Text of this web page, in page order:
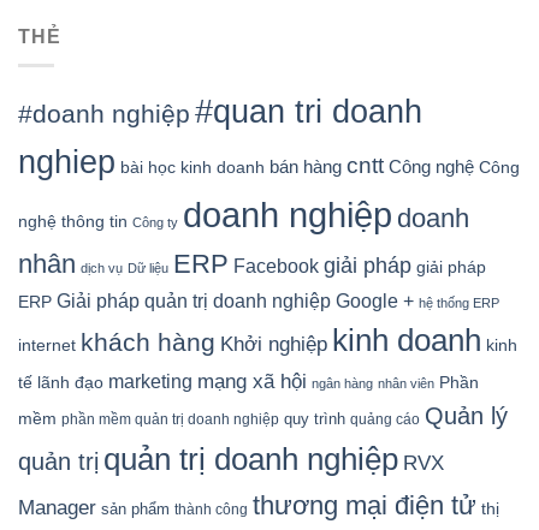
THẺ
#doanh nghiệp #quan tri doanh
nghiep bài học kinh doanh bán hàng cntt Công nghệ Công
nghệ thông tin Công ty doanh nghiệp doanh
nhân dịch vụ Dữ liệu ERP Facebook giải pháp giải pháp
ERP Giải pháp quản trị doanh nghiệp Google + hệ thống ERP
internet khách hàng Khởi nghiệp kinh doanh kinh
tế lãnh đạo marketing mạng xã hội ngân hàng nhân viên Phần
mềm phần mềm quản trị doanh nghiệp quy trình quảng cáo Quản lý
quản trị quản trị doanh nghiệp RVX
Manager sản phẩm thành công thương mại điện tử thị